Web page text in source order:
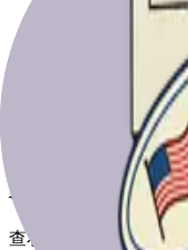
为选举日做好
查看我们的资源，帮